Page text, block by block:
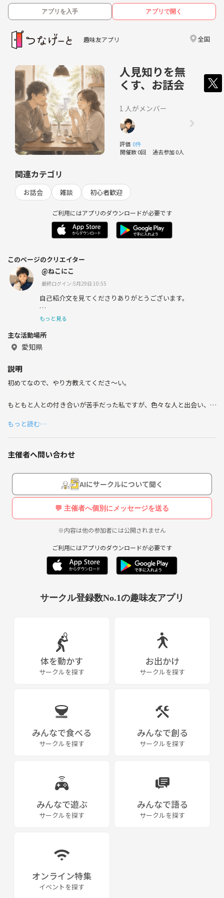
アプリを入手 アプリで開く
趣味友アプリ 全国
人見知りを無
くす、お話会
1 人がメンバー
評価 0件
開催数 0回 過去参加 0人
関連カテゴリ
お話会 雑談 初心者歓迎
ご利用にはアプリのダウンロードが必要です
このページのクリエイター
@ねこにこ
最終ログイン:5月29日 10:55
自己紹介文を見てくださりありがとうございます。
お話を聞くのがとにかく好きです。
も教えていただけませんか。
世代問わず新たな出会いで、人の良いところ、可能性を見
まだまだ知らないことも多く、自分を知るためにも、お話
もっと見る
主な活動場所
愛知県
説明
初めてなので、やり方教えてくださ〜い。
もともと人との付き合いが苦手だった私ですが、色々な人と出会い、少
歩踏み出してみませんか？
雑談をするお話会です。気楽にご参加ください。
初めての方大歓迎です。私も初めてなので（笑）
もっと読む…
主催者へ問い合わせ
AIにサークルについて聞く
💬 主催者へ個別にメッセージを送る
※内容は他の参加者には公開されません
ご利用にはアプリのダウンロードが必要です
サークル登録数No.1の趣味友アプリ
体を動かす
サークルを探す
お出かけ
サークルを探す
みんなで食べる
サークルを探す
みんなで創る
サークルを探す
みんなで遊ぶ
サークルを探す
みんなで語る
サークルを探す
オンライン特集
イベントを探す